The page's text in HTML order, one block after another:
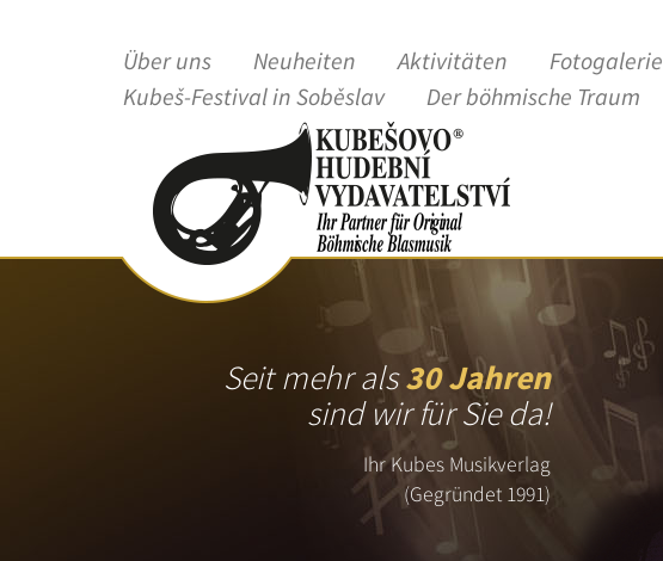
Über uns Neuheiten Aktivitäten Fotogalerie
Kubeš-Festival in Soběslav
Der böhmische Traum
Seit mehr als30 Jahren
sind wir für Sie da!
Ihr Kubes Musikverlag
(Gegründet 1991)